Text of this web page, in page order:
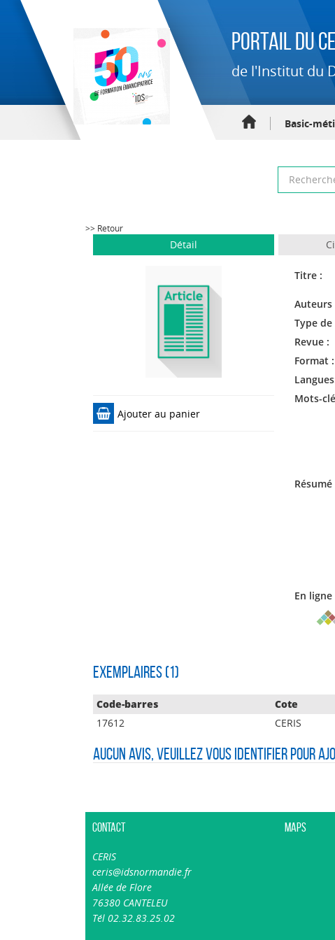
Portail du
de l'Institut du
Basic-
>> Retour
Détail
Ajouter au panier
Titre :
Auteurs
Type
Revue :
Format :
Mots-
Résumé
En ligne
Exemplaires (1)
Code-barres Cote
17612
CERIS
Aucun avis, veuillez vous identifier pour
Contact
CERIS
ceris@idsnormandie.fr
Allée de Flore
76380 CANTELEU
Tél 02.32.83.25.02
Maps